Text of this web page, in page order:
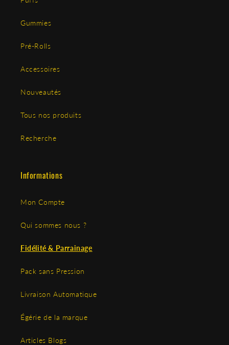
Gummies
Pré-Rolls
Accessoires
Nouveautés
Tous nos produits
Recherche
Informations
Mon Compte
Qui sommes nous ?
Fidélité & Parrainage
Pack sans Pression
Livraison Automatique
Égérie de la marque
Articles Blogs